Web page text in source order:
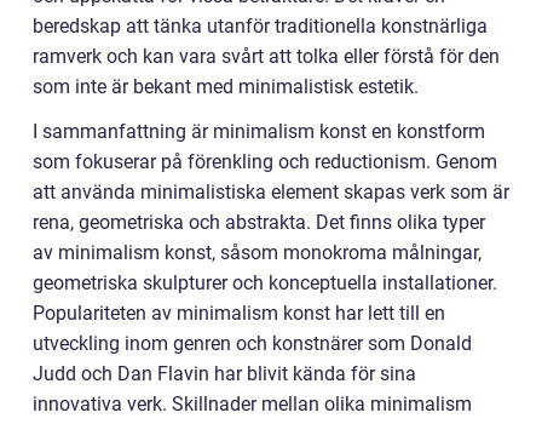
beredskap att tänka utanför traditionella konstnärliga
ramverk och kan vara svårt att tolka eller förstå för den
som inte är bekant med minimalistisk estetik.
I sammanfattning är minimalism konst en konstform
som fokuserar på förenkling och reductionism. Genom
att använda minimalistiska element skapas verk som är
rena, geometriska och abstrakta. Det finns olika typer
av minimalism konst, såsom monokroma målningar,
geometriska skulpturer och konceptuella installationer.
Populariteten av minimalism konst har lett till en
utveckling inom genren och konstnärer som Donald
Judd och Dan Flavin har blivit kända för sina
innovativa verk. Skillnader mellan olika minimalism